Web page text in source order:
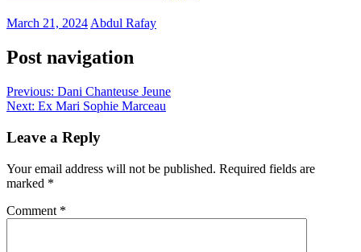
March 21, 2024 Abdul Rafay
Post navigation
Previous: Dani Chanteuse Jeune
Next: Ex Mari Sophie Marceau
Leave a Reply
Your email address will not be published. Required fields are
marked *
Comment *